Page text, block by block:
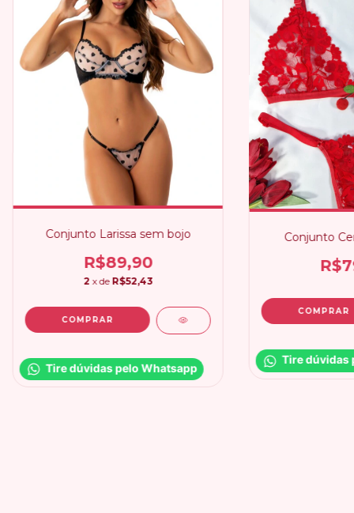
Conjunto Larissa sem bojo
R$89,90
2 x de R$52,43
COMPRAR
Tire dúvidas pelo Whatsapp
Conjunto
COMPRAR
Tire dúvidas